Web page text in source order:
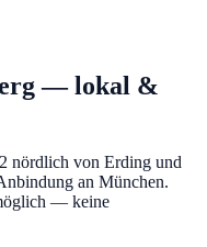
— lokal &
nördlich von Erding und
an München.
— keine